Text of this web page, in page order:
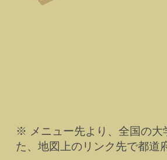
※ メニュー先より、全国の大
た、地図上のリンク先で都道